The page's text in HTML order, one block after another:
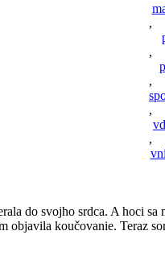
,
,
,
,
,
do svojho srdca. A hoci
koučovanie. Teraz